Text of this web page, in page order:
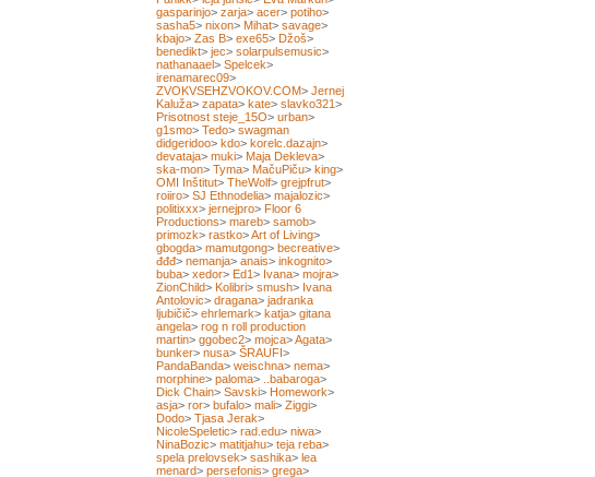
gasparinjo> zarja> acer> potiho>
sasha5> nixon> Mihat> savage>
kbajo> Zas B> exe65> Džoš>
benedikt> jec> solarpulsemusic>
nathanaael> Spelcek>
irenamarec09>
ZVOKVSEHZVOKOV.COM> Jernej
Kaluža> zapata> kate> slavko321>
Prisotnost steje_15O> urban>
g1smo> Tedo> swagman
didgeridoo> kdo> korelc.dazajn>
devataja> muki> Maja Dekleva>
ska-mon> Tyma> MačuPiču> king>
OMI Inštitut> TheWolf> grejpfrut>
roiiro> SJ Ethnodelia> majalozic>
politixxx> jernejpro> Floor 6
Productions> mareb> samob>
primozk> rastko>Art of Living>
gbogda> mamutgong> becreative>
đđđ> nemanja> anais> inkognito>
buba> xedor> Ed1> Ivana> mojra>
ZionChild> Kolibri> smush> Ivana
Antolovic> dragana> jadranka
ljubičič> ehrlemark> katja> gitana
angela> rog n roll production
martin> ggobec2> mojca>Agata>
bunker> nusa> ŠRAUFI>
PandaBanda> weischna> nema>
morphine> paloma> ..babaroga>
Dick Chain> Savski> Homework>
asja> ror> bufalo> mali> Ziggi>
Dodo> Tjasa Jerak>
NicoleSpeletic> rad.edu> niwa>
NinaBozic> matitjahu> teja reba>
spela prelovsek> sashika> lea
menard> persefonis> grega>